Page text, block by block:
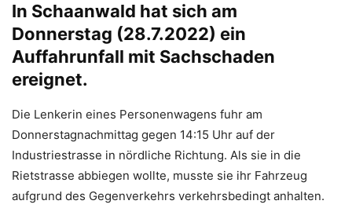
In Schaanwald hat sich am
Donnerstag (28.7.2022) ein
Auffahrunfall mit Sachschaden
ereignet.
Die Lenkerin eines Personenwagens fuhr am
Donnerstagnachmittag gegen 14:15 Uhr auf der
Industriestrasse in nördliche Richtung. Als sie in die
Rietstrasse abbiegen wollte, musste sie ihr Fahrzeug
aufgrund des Gegenverkehrs verkehrsbedingt anhalten.